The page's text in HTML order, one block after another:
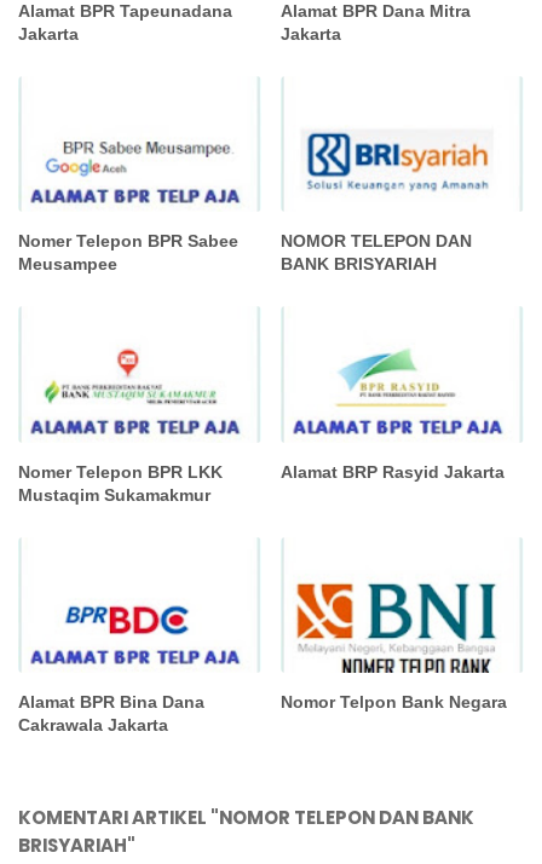
Alamat BPR Tapeunadana
Jakarta
Alamat BPR Dana Mitra
Jakarta
Nomer Telepon BPR Sabee
Meusampee
NOMOR TELEPON DAN
BANK BRISYARIAH
Nomer Telepon BPR LKK
Mustaqim Sukamakmur
Alamat BRP Rasyid Jakarta
Alamat BPR Bina Dana
Cakrawala Jakarta
Nomor Telpon Bank Negara
KOMENTARI ARTIKEL "NOMOR TELEPON DAN BANK
BRISYARIAH"